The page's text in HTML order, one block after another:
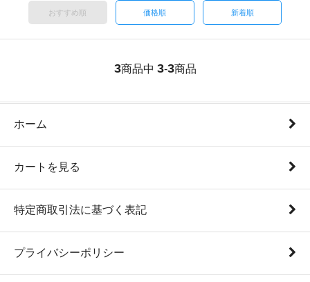
おすすめ順 価格順 新着順
3商品中 3-3商品
ホーム
カートを見る
特定商取引法に基づく表記
プライバシーポリシー